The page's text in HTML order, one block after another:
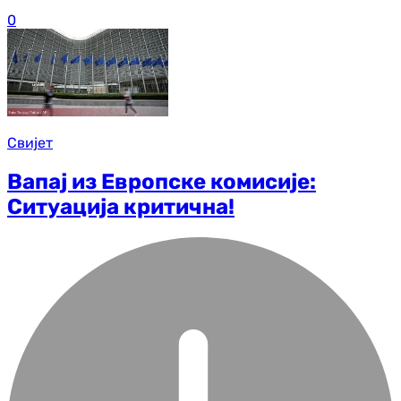
0
Свијет
Вапај из Европске комисије:
Ситуација критична!